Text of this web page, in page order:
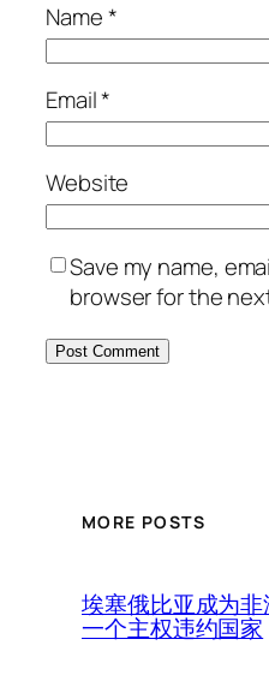
Name*
Email*
Website
Save my name,
browser for the
MORE POSTS
埃塞俄比亚成为
一个主权违约国家